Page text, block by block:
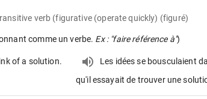
verb (figurative (operate quickly) (figuré)
comme un verbe. Ex : "faire référence à")
of a solution.
Les idées se bousculaient
qu'il essayait de trouver une